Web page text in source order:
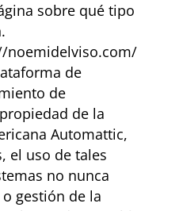
sobre qué tipo
noemidelviso.com/
de
de
de la
Automattic,
el uso de tales
no nunca
gestión de la